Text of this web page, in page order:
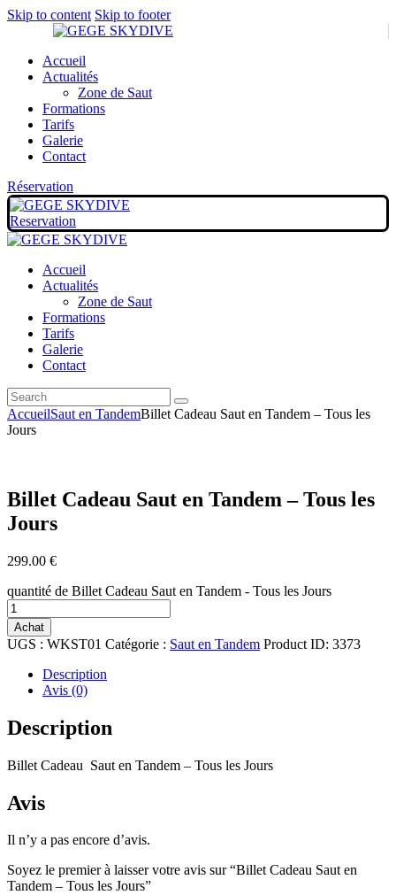
Skip to content Skip to footer
Accueil
Actualités
Zone de Saut
Formations
Tarifs
Galerie
Contact
Réservation
Reservation
Accueil
Actualités
Zone de Saut
Formations
Tarifs
Galerie
Contact
AccueilSaut en TandemBillet Cadeau Saut en Tandem – Tous les
Jours
Billet Cadeau Saut en Tandem – Tous les
Jours
299.00 €
quantité de Billet Cadeau Saut en Tandem - Tous les Jours
Achat
UGS : WKST01 Catégorie : Saut en Tandem Product ID: 3373
Description
Avis (0)
Description
Billet Cadeau Saut en Tandem – Tous les Jours
Avis
Il n’y a pas encore d’avis.
Soyez le premier à laisser votre avis sur “Billet Cadeau Saut en
Tandem – Tous les Jours”